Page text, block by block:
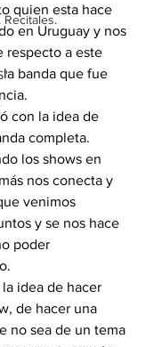
Recitales.
quien esta hace
en Uruguay y nos
respecto a este
banda que fue
con la idea de
completa.
los shows en
nos conecta y
venimos
y se nos hace
poder
idea de hacer
de hacer una
no sea de un tema